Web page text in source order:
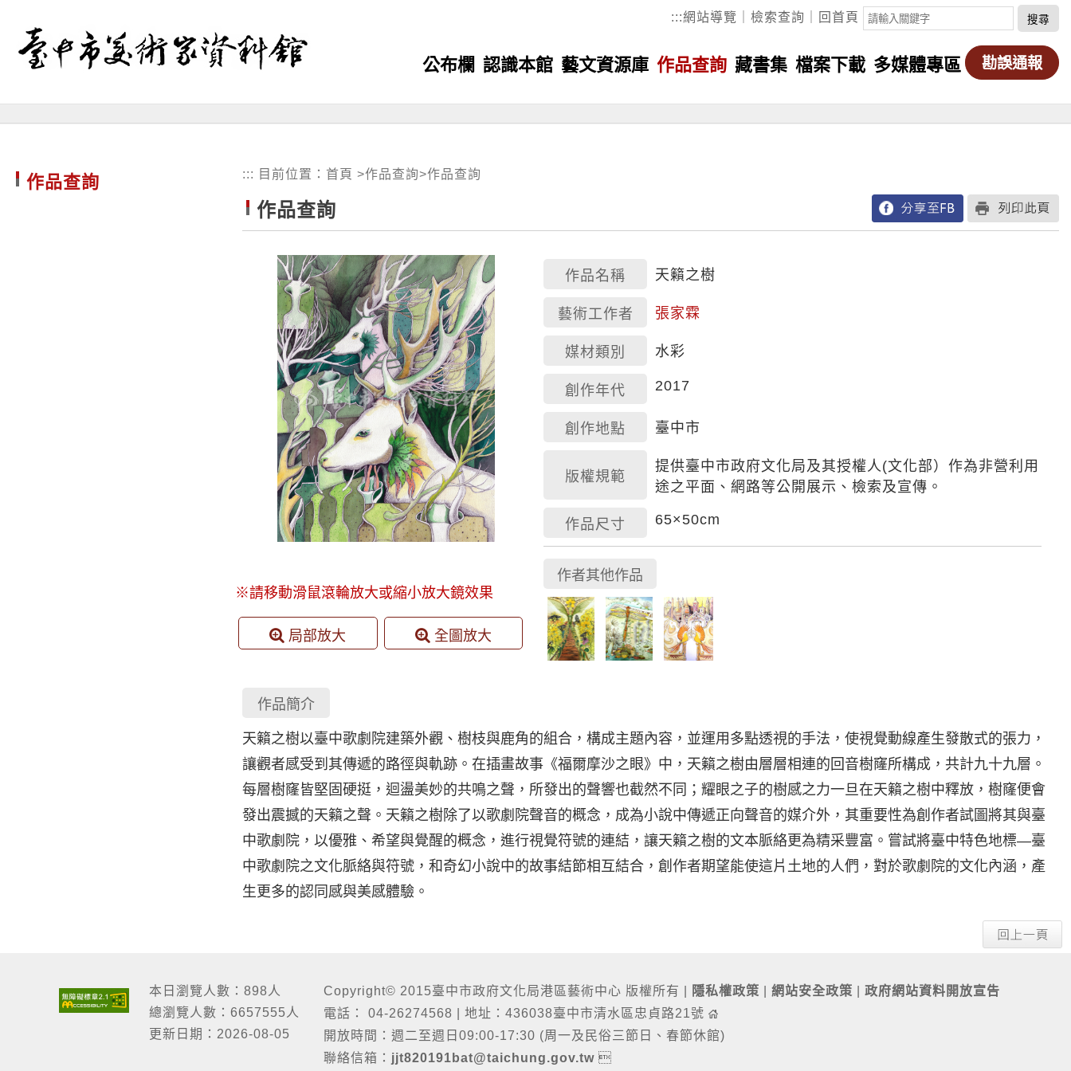
容
區
:::網站導覽 檢索查詢 回首頁
關
鍵
字
搜
公布欄 認識本館 藝文資源庫 作品查詢 藏書集 檔案下載 多媒體專區 勘誤通報
作品查詢 ::: 目前位置： 首頁 >作品查詢>作品查詢
作品查詢
※請移動滑鼠滾輪放大或縮小放大鏡效果
局部放大 全圖放大
作品名稱 天籟之樹
藝術工作者 張家霖
媒材類別 水彩
創作年代 2017
創作地點 臺中市
版權規範
提供臺中市政府文化局及其授權人(文化部）作為非營利用
途之平面、網路等公開展示、檢索及宣傳。
作品尺寸 65×50cm
作者其他作品
作品簡介
天籟之樹以臺中歌劇院建築外觀、樹枝與鹿角的組合，構成主題內容，並運用多點透視的手法，使視覺動線產生發散式的張力，
讓觀者感受到其傳遞的路徑與軌跡。在插畫故事《福爾摩沙之眼》中，天籟之樹由層層相連的回音樹窿所構成，共計九十九層。
每層樹窿皆堅固硬挺，迴盪美妙的共鳴之聲，所發出的聲響也截然不同；耀眼之子的樹感之力一旦在天籟之樹中釋放，樹窿便會
發出震撼的天籟之聲。天籟之樹除了以歌劇院聲音的概念，成為小說中傳遞正向聲音的媒介外，其重要性為創作者試圖將其與臺
中歌劇院，以優雅、希望與覺醒的概念，進行視覺符號的連結，讓天籟之樹的文本脈絡更為精采豐富。嘗試將臺中特色地標—臺
中歌劇院之文化脈絡與符號，和奇幻小說中的故事結節相互結合，創作者期望能使這片土地的人們，對於歌劇院的文化內涵，產
生更多的認同感與美感體驗。
本日瀏覽人數：898人
總瀏覽人數：6657555人
更新日期：2026-08-05
Copyright© 2015臺中市政府文化局港區藝術中心 版權所有 隱私權政策 網站安全政策
政府網站資料開放宣告
電話： 04-26274568
地址：436038臺中市清水區忠貞路21號
開放時間：週二至週日09:00-17:30 (周一及民俗三節日、春節休館)
聯絡信箱： jjt820191bat@taichung.gov.tw 